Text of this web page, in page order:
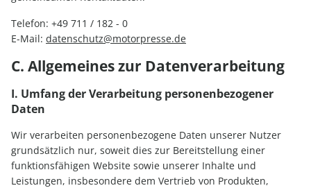
Telefon: +49 711 / 182 - 0
E-Mail: datenschutz@motorpresse.de
C. Allgemeines zur Datenverarbeitung
I. Umfang der Verarbeitung personenbezogener
Daten
Wir verarbeiten personenbezogene Daten unserer Nutzer
grundsätzlich nur, soweit dies zur Bereitstellung einer
funktionsfähigen Website sowie unserer Inhalte und
Leistungen, insbesondere dem Vertrieb von Produkten,